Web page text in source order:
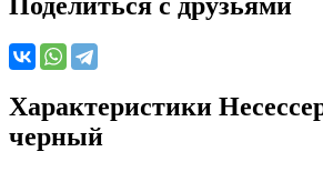
Характеристики
черный